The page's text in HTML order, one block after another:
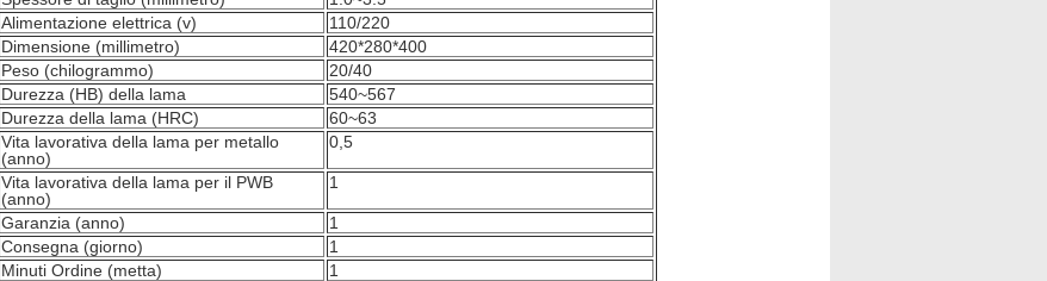
Alimentazione elettrica (v)
110/220
Dimensione (millimetro)
420*280*400
Peso (chilogrammo)
20/40
Durezza (HB) della lama
540~567
Durezza della lama (HRC)
60~63
Vita lavorativa della lama per metallo
(anno)
0,5
Vita lavorativa della lama per il PWB
(anno)
1
Garanzia (anno)
1
Consegna (giorno)
1
Minuti Ordine (metta)
1